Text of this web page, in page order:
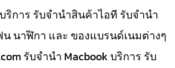
ริการ รับจำนำสินค้าไอที รับจำนำ
นาฬิกา และ ของแบรนด์เนมต่างๆ
รับจำนำ Macbook บริการ รับ